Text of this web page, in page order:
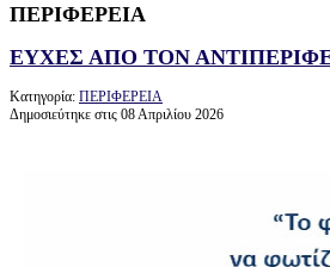
ΠΕΡΙΦΕΡΕΙΑ
ΕΥΧΕΣ ΑΠΟ ΤΟΝ
Κατηγορία: ΠΕΡΙΦΕΡΕΙΑ
Δημοσιεύτηκε στις 08 Απριλίου 2026